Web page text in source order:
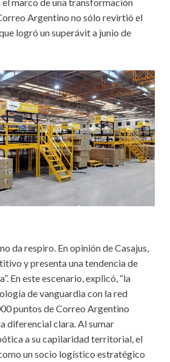
el marco de una transformación
Argentino no sólo revirtió el
logró un superávit a junio de
da respiro. En opinión de Casajus,
y presenta una tendencia de
En este escenario, explicó, “la
de vanguardia con la red
puntos de Correo Argentino
diferencial clara. Al sumar
a su capilaridad territorial, el
un socio logístico estratégico